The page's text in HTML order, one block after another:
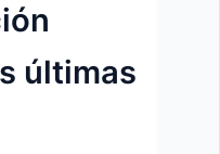
últimas